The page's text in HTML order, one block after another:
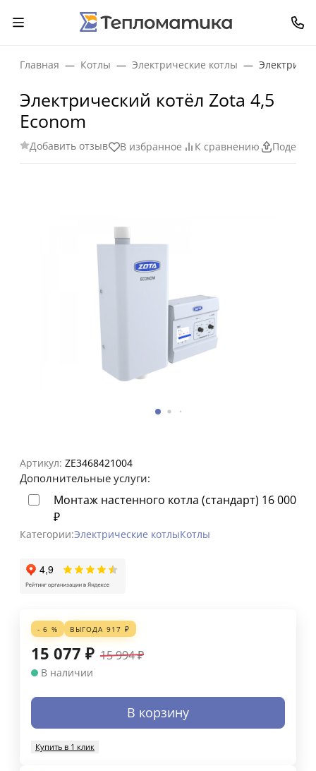
Главная Котлы Электрические котлы
Электрический котёл Zota 4,5
Econom
Добавить отзыв В избранное К сравнению
Артикул: ZE3468421004
Дополнительные услуги:
Монтаж настенного котла (стандарт) 16 000
₽
Категории:Электрические котлыКотлы
- 6 % ВЫГОДА 917 ₽
15 077 ₽ 15 994₽
В наличии
В корзину
Купить в 1 клик